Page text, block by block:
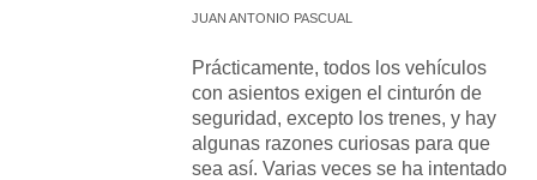
JUAN ANTONIO PASCUAL
Prácticamente, todos los vehículos
con asientos exigen el cinturón de
seguridad, excepto los trenes, y hay
algunas razones curiosas para que
sea así. Varias veces se ha intentado